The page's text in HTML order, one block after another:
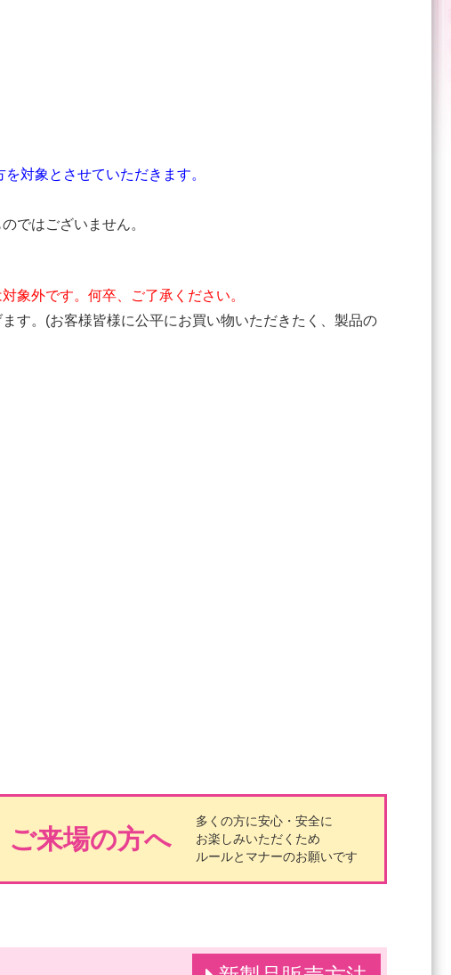
対象とさせていただきます。
ではございません。
象外です。何卒、ご了承ください。
す。(お客様皆様に公平にお買い物いただきたく、製品の
ご来場の方へ
多くの方に安心・安全に
お楽しみいただくため
ルールとマナーのお願いです